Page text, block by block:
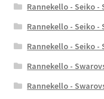
Rannekello - Seiko -
Rannekello - Seiko -
Rannekello - Seiko -
Rannekello -
Rannekello -